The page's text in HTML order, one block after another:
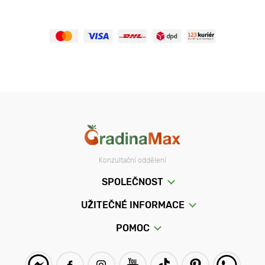
Konzultační oddělení
SPOLEČNOST
UŽITEČNÉ INFORMACE
POMOC